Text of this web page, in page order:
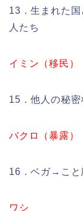
13．生まれた
人たち
イミン（移民）
15．他人の秘
バクロ（暴露）
16．ベガ→こ
ワシ